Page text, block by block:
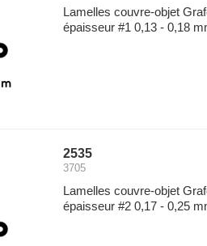
Lamelles couvre-objet
épaisseur #1 0,13 - 0,18
2535
3705
Lamelles couvre-objet
épaisseur #2 0,17 - 0,25